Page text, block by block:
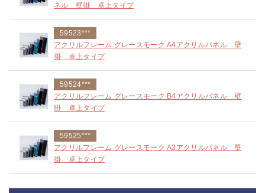
ネル 壁掛 卓上タイプ
59523***
アクリルフレーム グレースモーク A4アクリルパネル 壁
掛 卓上タイプ
59524***
アクリルフレーム グレースモーク B4アクリルパネル 壁
掛 卓上タイプ
59525***
アクリルフレーム グレースモーク A3アクリルパネル 壁
掛 卓上タイプ